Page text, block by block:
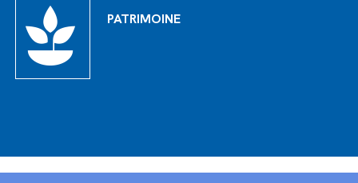
PATRIMOINE